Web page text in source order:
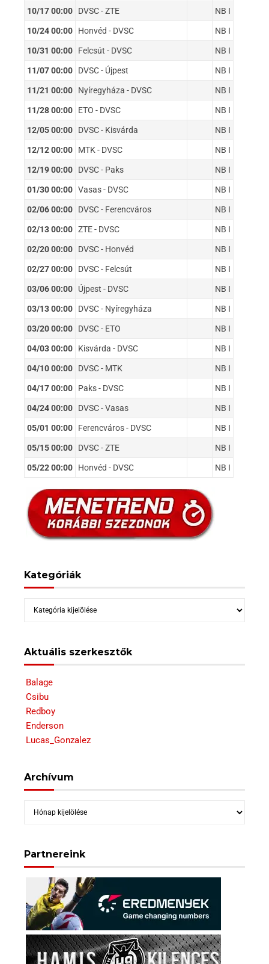
10/17 00:00 DVSC - ZTE NB I
10/24 00:00 Honvéd - DVSC NB I
10/31 00:00 Felcsút - DVSC NB I
11/07 00:00 DVSC - Újpest NB I
11/21 00:00 Nyíregyháza - DVSC NB I
11/28 00:00 ETO - DVSC NB I
12/05 00:00 DVSC - Kisvárda NB I
12/12 00:00 MTK - DVSC NB I
12/19 00:00 DVSC - Paks NB I
01/30 00:00 Vasas - DVSC NB I
02/06 00:00 DVSC - Ferencváros NB I
02/13 00:00 ZTE - DVSC NB I
02/20 00:00 DVSC - Honvéd NB I
02/27 00:00 DVSC - Felcsút NB I
03/06 00:00 Újpest - DVSC NB I
03/13 00:00 DVSC - Nyíregyháza NB I
03/20 00:00 DVSC - ETO NB I
04/03 00:00 Kisvárda - DVSC NB I
04/10 00:00 DVSC - MTK NB I
04/17 00:00 Paks - DVSC NB I
04/24 00:00 DVSC - Vasas NB I
05/01 00:00 Ferencváros - DVSC NB I
05/15 00:00 DVSC - ZTE NB I
05/22 00:00 Honvéd - DVSC NB I
Kategóriák
Kategóriák
Aktuális szerkesztők
Balage
Csibu
Redboy
Enderson
Lucas_Gonzalez
Archívum
Archívum
Partnereink